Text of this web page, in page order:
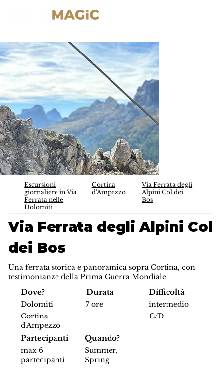
Escursioni
giornaliere in Via
Ferrata nelle
Dolomiti
Cortina
d'Ampezzo
Via Ferrata degli
Alpini Col dei
Bos
Via Ferrata degli Alpini Col
dei Bos
Una ferrata storica e panoramica sopra Cortina, con
testimonianze della Prima Guerra Mondiale.
Dove?
Dolomiti
Cortina
d'Ampezzo
Durata
7 ore
Difficoltà
intermedio
C/D
Partecipanti
max 6
partecipanti
Quando?
Summer,
Spring